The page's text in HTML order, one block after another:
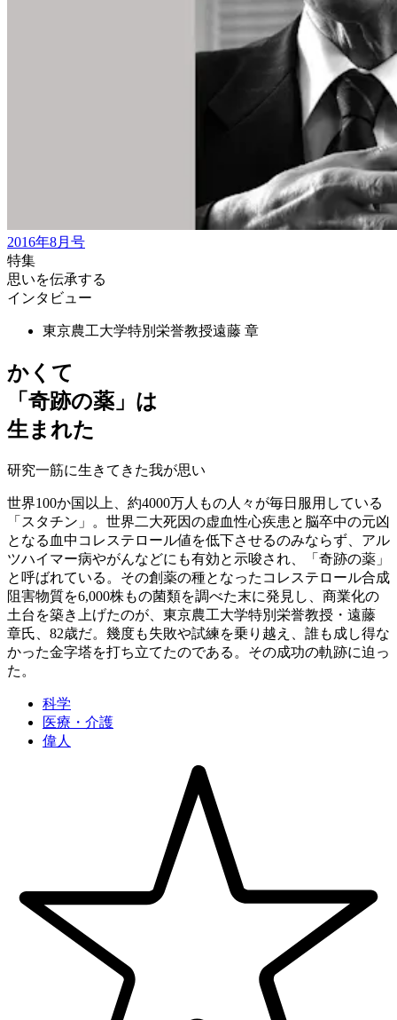
2016年8月号
特集
思いを伝承する
インタビュー
東京農工大学特別栄誉教授遠藤 章
かくて
「奇跡の薬」は
生まれた
研究一筋に生きてきた我が思い
世界100か国以上、約4000万人もの人々が毎日服用している
「スタチン」。世界二大死因の虚血性心疾患と脳卒中の元凶
となる血中コレステロール値を低下させるのみならず、アル
ツハイマー病やがんなどにも有効と示唆され、「奇跡の薬」
と呼ばれている。その創薬の種となったコレステロール合成
阻害物質を6,000株もの菌類を調べた末に発見し、商業化の
土台を築き上げたのが、東京農工大学特別栄誉教授・遠藤
章氏、82歳だ。幾度も失敗や試練を乗り越え、誰も成し得な
かった金字塔を打ち立てたのである。その成功の軌跡に迫っ
た。
科学
医療・介護
偉人